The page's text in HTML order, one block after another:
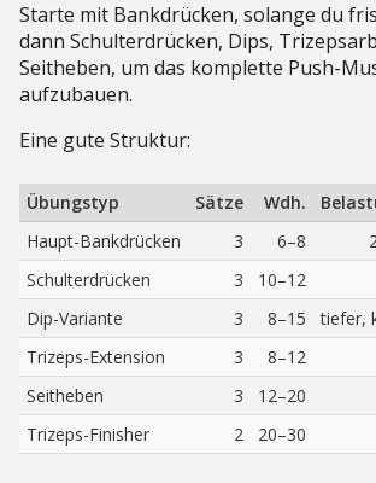
Starte mit Bankdrücken, solange du
dann Schulterdrücken, Dips,
Seitheben, um das komplette Push-
aufzubauen.
Eine gute Struktur:
Übungstyp Sätze Wdh.
Haupt-Bankdrücken
3 6–8
Schulterdrücken
3 10–12
Dip-Variante
3 8–15
tiefer,
Trizeps-Extension
3 8–12
Seitheben
3 12–20
Trizeps-Finisher
2 20–30